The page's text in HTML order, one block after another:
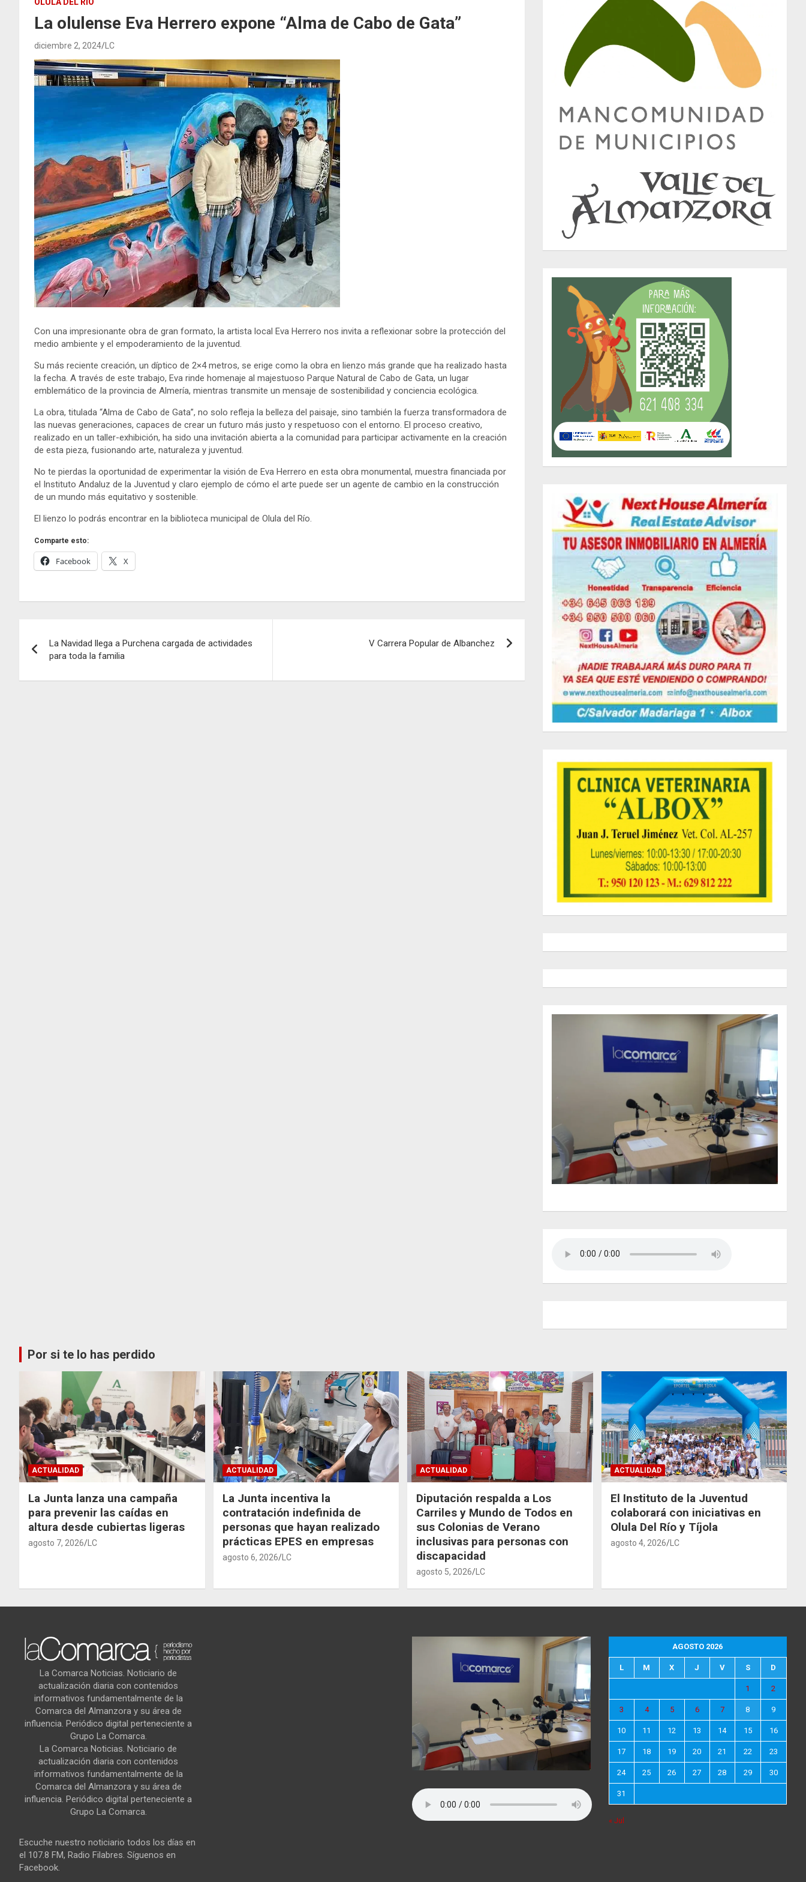
OLULA DEL RIO
La olulense Eva Herrero expone “Alma de Cabo de Gata”
diciembre 2, 2024 LC
Con una impresionante obra de gran formato, la artista local Eva Herrero nos invita a reflexionar sobre la protección del
medio ambiente y el empoderamiento de la juventud.
Su más reciente creación, un díptico de 2×4 metros, se erige como la obra en lienzo más grande que ha realizado hasta
la fecha. A través de este trabajo, Eva rinde homenaje al majestuoso Parque Natural de Cabo de Gata, un lugar
emblemático de la provincia de Almería, mientras transmite un mensaje de sostenibilidad y conciencia ecológica.
La obra, titulada “Alma de Cabo de Gata”, no solo refleja la belleza del paisaje, sino también la fuerza transformadora de
las nuevas generaciones, capaces de crear un futuro más justo y respetuoso con el entorno. El proceso creativo,
realizado en un taller-exhibición, ha sido una invitación abierta a la comunidad para participar activamente en la creación
de esta pieza, fusionando arte, naturaleza y juventud.
No te pierdas la oportunidad de experimentar la visión de Eva Herrero en esta obra monumental, muestra financiada por
el Instituto Andaluz de la Juventud y claro ejemplo de cómo el arte puede ser un agente de cambio en la construcción
de un mundo más equitativo y sostenible.
El lienzo lo podrás encontrar en la biblioteca municipal de Olula del Río.
Comparte esto:
Facebook X
de
entradas
La Navidad llega a Purchena cargada de actividades
para toda la familia
V Carrera Popular de Albanchez
Por si te lo has perdido
ACTUALIDAD
La Junta lanza una campaña
para prevenir las caídas en
altura desde cubiertas ligeras
agosto 7, 2026 LC
ACTUALIDAD
La Junta incentiva la
contratación indefinida de
personas que hayan realizado
prácticas EPES en empresas
agosto 6, 2026 LC
ACTUALIDAD
Diputación respalda a Los
Carriles y Mundo de Todos en
sus Colonias de Verano
inclusivas para personas con
discapacidad
agosto 5, 2026 LC
ACTUALIDAD
El Instituto de la Juventud
colaborará con iniciativas en
Olula Del Río y Tíjola
agosto 4, 2026 LC
La Comarca Noticias. Noticiario de
actualización diaria con contenidos
informativos fundamentalmente de la
Comarca del Almanzora y su área de
influencia. Periódico digital perteneciente a
Grupo La Comarca.
La Comarca Noticias. Noticiario de
actualización diaria con contenidos
informativos fundamentalmente de la
Comarca del Almanzora y su área de
influencia. Periódico digital perteneciente a
Grupo La Comarca.
Escuche nuestro noticiario todos los días en
el 107.8 FM, Radio Filabres. Síguenos en
Facebook.
AGOSTO 2026
L M X J V S D
1 2
3 4 5 6 7 8 9
10 11 12 13 14 15 16
17 18 19 20 21 22 23
24 25 26 27 28 29 30
31
« Jul